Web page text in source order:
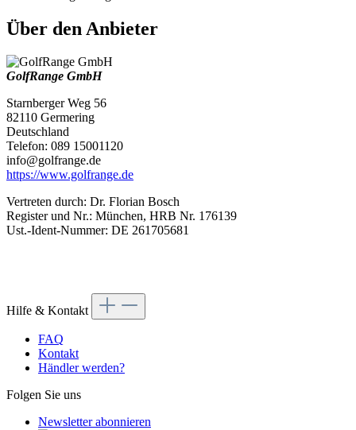
Über den Anbieter
GolfRange GmbH
Starnberger Weg 56
82110 Germering
Deutschland
Telefon: 089 15001120
info@golfrange.de
https://www.golfrange.de
Vertreten durch: Dr. Florian Bosch
Register und Nr.: München, HRB Nr. 176139
Ust.-Ident-Nummer: DE 261705681
Hilfe & Kontakt
FAQ
Kontakt
Händler werden?
Folgen Sie uns
Newsletter abonnieren